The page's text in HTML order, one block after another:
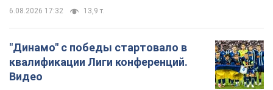
6.08.2026 17:32 13,9 т.
"Динамо" с победы стартовало в
квалификации Лиги конференций.
Видео